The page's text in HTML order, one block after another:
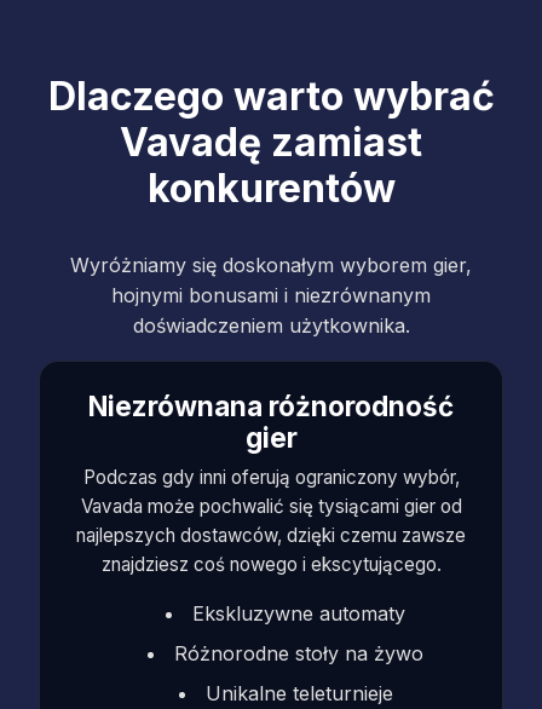
Dlaczego warto wybrać
Vavadę zamiast
konkurentów
Wyróżniamy się doskonałym wyborem gier,
hojnymi bonusami i niezrównanym
doświadczeniem użytkownika.
Niezrównana różnorodność
gier
Podczas gdy inni oferują ograniczony wybór,
Vavada może pochwalić się tysiącami gier od
najlepszych dostawców, dzięki czemu zawsze
znajdziesz coś nowego i ekscytującego.
Ekskluzywne automaty
Różnorodne stoły na żywo
Unikalne teleturnieje